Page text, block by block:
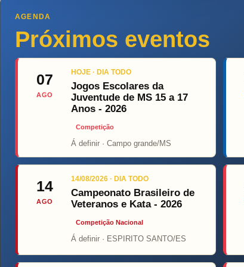
AGENDA
Próximos eventos
07
AGO
HOJE · DIA TODO
Jogos Escolares da
Juventude de MS 15 a 17
Anos - 2026
Competição
Á definir · Campo grande/MS
14
AGO
14/08/2026 · DIA TODO
Campeonato Brasileiro de
Veteranos e Kata - 2026
Competição Nacional
Á definir · ESPIRITO SANTO/ES